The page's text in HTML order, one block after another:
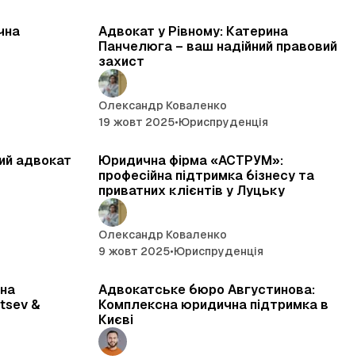
Адвокат у Рівному: Катерина
Панчелюга – ваш надійний правовий
захист
Олександр Коваленко
19 жовт 2025•Юриспруденція
адвокат
Юридична фірма «АСТРУМ»:
професійна підтримка бізнесу та
приватних клієнтів у Луцьку
Олександр Коваленко
9 жовт 2025•Юриспруденція
&
Адвокатське бюро Августинова:
Комплексна юридична підтримка в
Києві